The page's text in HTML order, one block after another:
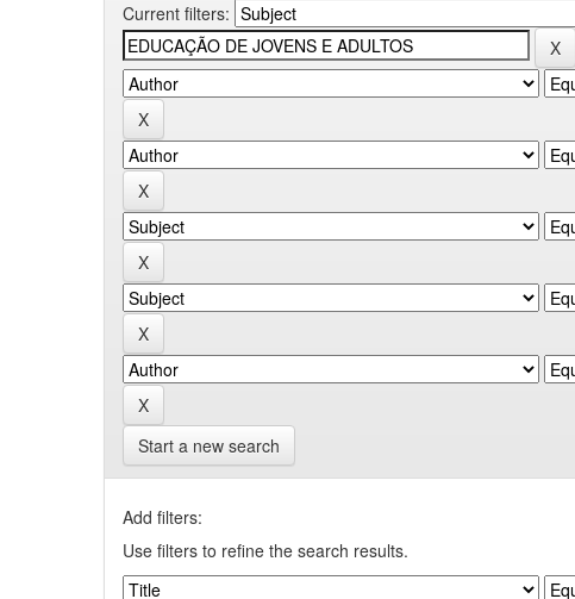
Current filters:
Start a new search
Add filters:
Use filters to refine the search results.